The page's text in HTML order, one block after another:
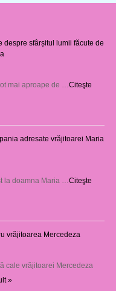
despre sfârșitul lumii făcute de
mai aproape de … Citeşte
adresate vrăjitoarei Maria
la doamna Maria … Citeşte
vrăjitoarea Mercedeza
cale vrăjitoarei Mercedeza
»